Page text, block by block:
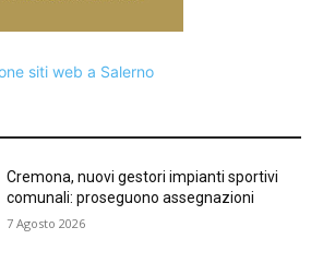
Cremona, nuovi gestori impianti sportivi
comunali: proseguono assegnazioni
7 Agosto 2026